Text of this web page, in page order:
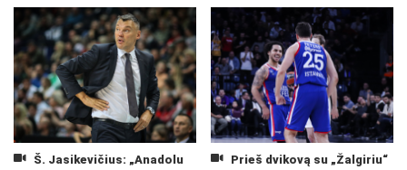
Š. Jasikevičius: „Anadolu
Prieš dvikovą su „Žalgiriu“